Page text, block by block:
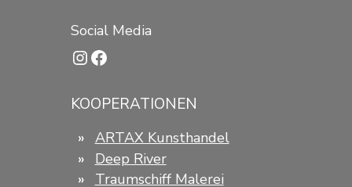
Social Media
Instagram
Facebook
KOOPERATIONEN
ARTAX Kunsthandel
Deep River
Traumschiff Malerei